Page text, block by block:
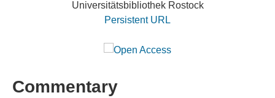
Universitätsbibliothek Rostock
Persistent URL
Commentary